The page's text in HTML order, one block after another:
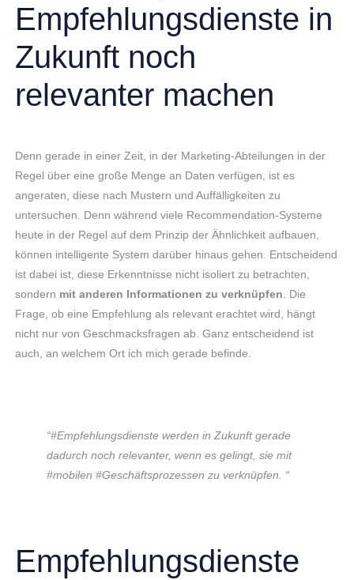
Empfehlungsdienste in
Zukunft noch
relevanter machen
Denn gerade in einer Zeit, in der Marketing-Abteilungen in der
Regel über eine große Menge an Daten verfügen, ist es
angeraten, diese nach Mustern und Auffälligkeiten zu
untersuchen. Denn während viele Recommendation-Systeme
heute in der Regel auf dem Prinzip der Ähnlichkeit aufbauen,
können intelligente System darüber hinaus gehen. Entscheidend
ist dabei ist, diese Erkenntnisse nicht isoliert zu betrachten,
sondern mit anderen Informationen zu verknüpfen. Die
Frage, ob eine Empfehlung als relevant erachtet wird, hängt
nicht nur von Geschmacksfragen ab. Ganz entscheidend ist
auch, an welchem Ort ich mich gerade befinde.
“#Empfehlungsdienste werden in Zukunft gerade
dadurch noch relevanter, wenn es gelingt, sie mit
#mobilen #Geschäftsprozessen zu verknüpfen. “
Empfehlungsdienste